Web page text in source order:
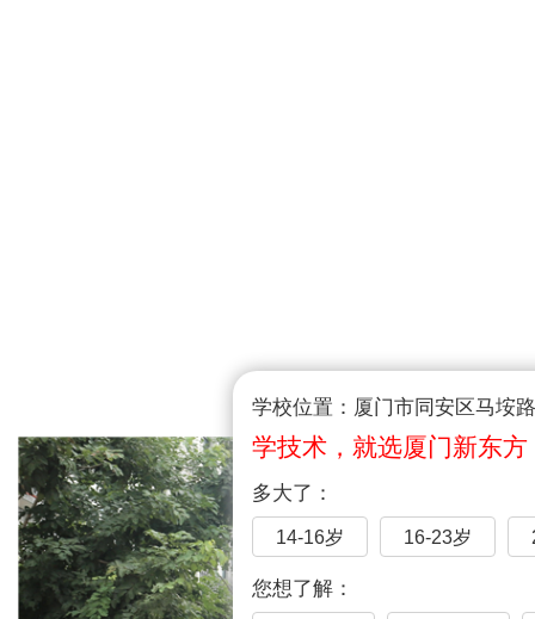
学校位置：厦门市同安区马垵
学技术，就选厦门新东方
多大了：
14-16岁 16-23岁
您想了解：